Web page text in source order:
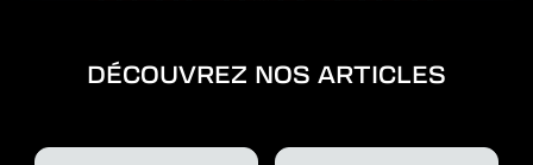
DÉCOUVREZ NOS ARTICLES